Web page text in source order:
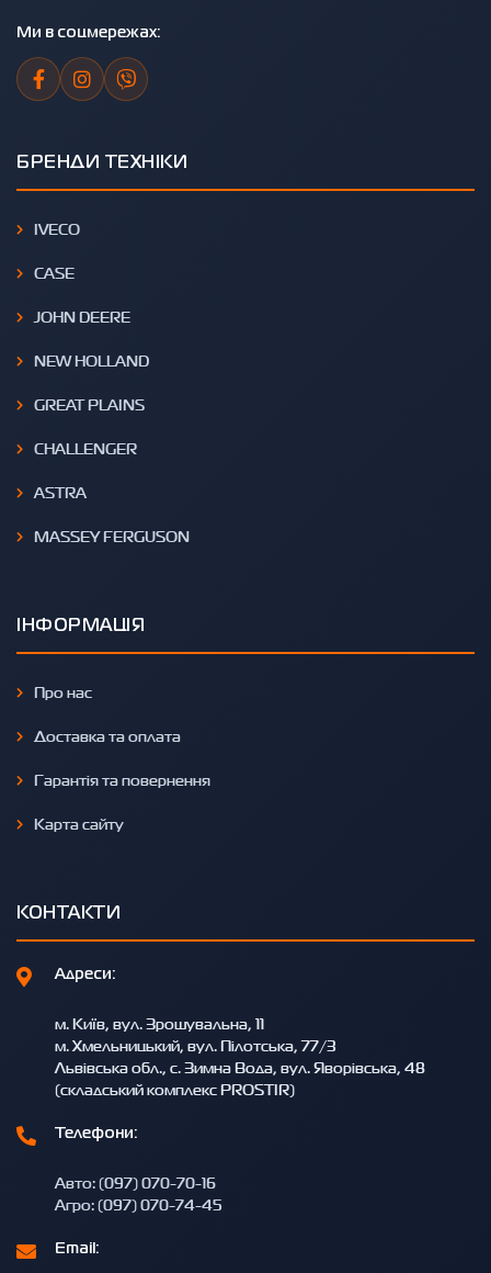
Ми в соцмережах:
БРЕНДИ ТЕХНІКИ
IVECO
CASE
JOHN DEERE
NEW HOLLAND
GREAT PLAINS
CHALLENGER
ASTRA
MASSEY FERGUSON
ІНФОРМАЦІЯ
Про нас
Доставка та оплата
Гарантія та повернення
Карта сайту
КОНТАКТИ
Адреси:
м. Київ, вул. Зрошувальна, 11
м. Хмельницький, вул. Пілотська, 77/3
Львівська обл., с. Зимна Вода, вул. Яворівська, 48
(складський комплекс PROSTIR)
Телефони:
Авто: (097) 070-70-16
Агро: (097) 070-74-45
Email: